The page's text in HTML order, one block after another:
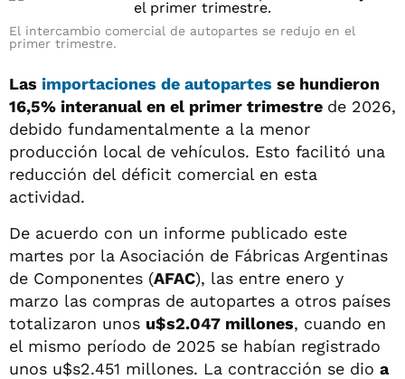
El intercambio comercial de autopartes se redujo en el
primer trimestre.
Las importaciones de autopartes se hundieron
16,5% interanual en el primer trimestre de 2026,
debido fundamentalmente a la menor
producción local de vehículos. Esto facilitó una
reducción del déficit comercial en esta
actividad.
De acuerdo con un informe publicado este
martes por la Asociación de Fábricas Argentinas
de Componentes (AFAC), las entre enero y
marzo las compras de autopartes a otros países
totalizaron unos u$s2.047 millones, cuando en
el mismo período de 2025 se habían registrado
unos u$s2.451 millones. La contracción se dio a